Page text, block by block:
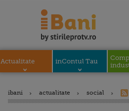
Actualitate inContul Tau
ibani actualitate social